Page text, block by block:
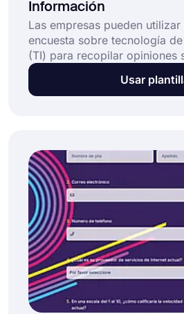
Información
Las empresas pueden
encuesta sobre tecnología
(TI) para recopilar opiniones
sistemas y servicios
son percibidos por los
tecnología de la información.
Usar